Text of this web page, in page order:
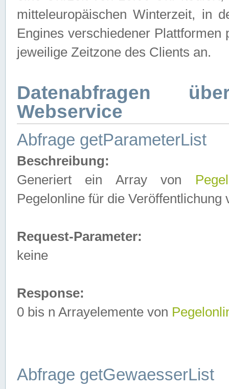
mitteleuropäischen Winterzeit, in
Engines verschiedener
jeweilige Zeitzone des Clients an.
Datenabfragen
Webservice
Abfrage getParameterList
Beschreibung:
Generiert ein Array von
Pegelonline für die Veröffentlichung
Request-Parameter:
keine
Response:
0 bis n Arrayelemente von
Abfrage getGewaesserList